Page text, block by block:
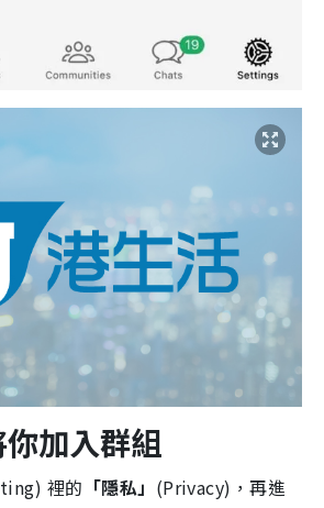
加入群組
裡的 「隱私」 (Privacy)，再進